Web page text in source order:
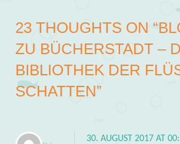
23 THOUGHTS ON “
ZU BÜCHERSTADT –
BIBLIOTHEK DER
SCHATTEN”
30. AUGUST 2017 AT